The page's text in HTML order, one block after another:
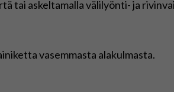
tai askeltamalla välilyönti- ja
vasemmasta alakulmasta.